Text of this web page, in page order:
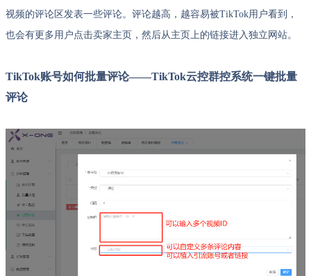
视频的评论区发表一些评论。评论越高，越容易被TikTok用户看到，
也会有更多用户点击卖家主页，然后从主页上的链接进入独立网站。
TikTok账号如何批量评论——TikTok云控群控系统一键批量
评论